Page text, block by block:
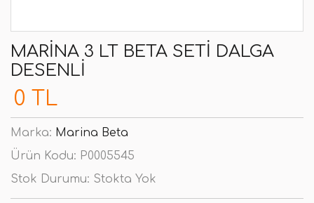
MARINA 3 LT BETA SETI DALGA
DESENLI
0 TL
Marka: Marina Beta
Ürün Kodu: P0005545
Stok Durumu: Stokta Yok